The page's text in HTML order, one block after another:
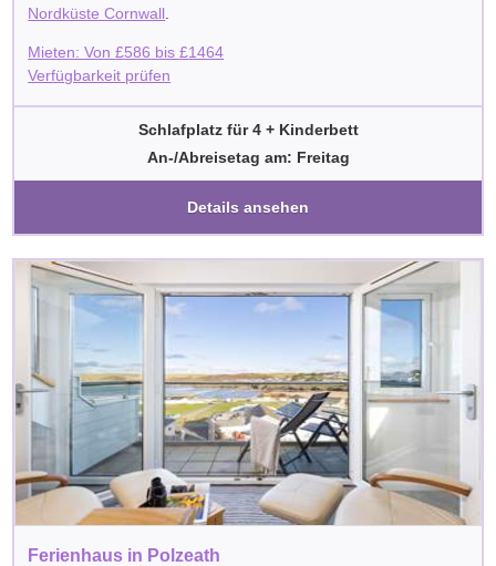
Nordküste Cornwall
Mieten: Von£586 bis£1464
Verfügbarkeit prüfen
Schlafplatz für 4 + Kinderbett
An-/Abreisetag am: Freitag
Details ansehen
Ferienhaus in Polzeath